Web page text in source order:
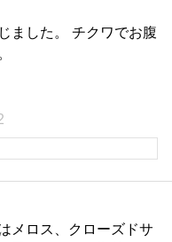
ました。 チクワでお腹
。
メロス、クローズドサ